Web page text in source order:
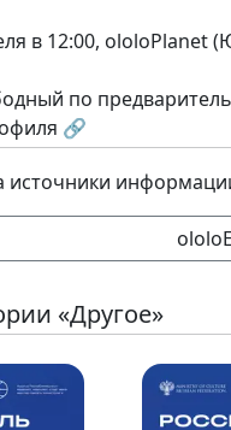
в 12:00, ololoPlanet
по
🔗
источники
«Другое»